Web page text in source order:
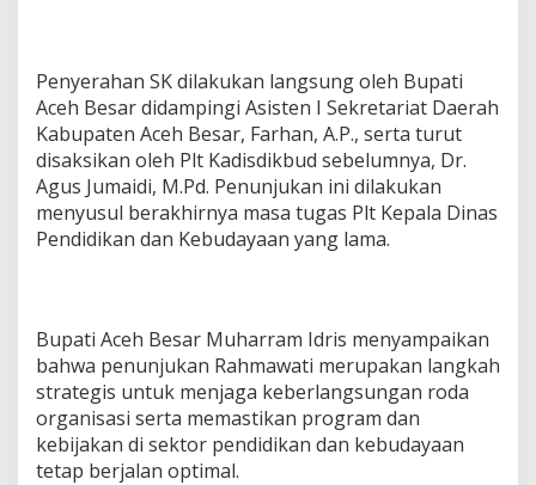
Penyerahan SK dilakukan langsung oleh Bupati
Aceh Besar didampingi Asisten I Sekretariat Daerah
Kabupaten Aceh Besar, Farhan, A.P., serta turut
disaksikan oleh Plt Kadisdikbud sebelumnya, Dr.
Agus Jumaidi, M.Pd. Penunjukan ini dilakukan
menyusul berakhirnya masa tugas Plt Kepala Dinas
Pendidikan dan Kebudayaan yang lama.
Bupati Aceh Besar Muharram Idris menyampaikan
bahwa penunjukan Rahmawati merupakan langkah
strategis untuk menjaga keberlangsungan roda
organisasi serta memastikan program dan
kebijakan di sektor pendidikan dan kebudayaan
tetap berjalan optimal.